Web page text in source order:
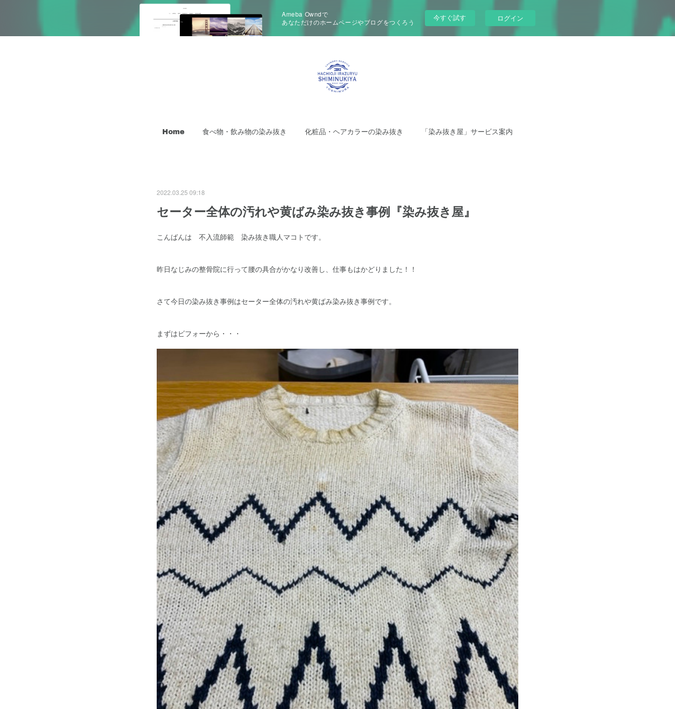
Ameba Owndで
あなただけのホームページやブログをつくろう
今すぐ試す ログイン
Home 食べ物・飲み物の染み抜き 化粧品・ヘアカラーの染み抜き 「染み抜き屋」サービス案内
2022.03.25 09:18
セーター全体の汚れや黄ばみ染み抜き事例『染み抜き屋』
こんばんは 不入流師範 染み抜き職人マコトです。
昨日なじみの整骨院に行って腰の具合がかなり改善し、仕事もはかどりました！！
さて今日の染み抜き事例はセーター全体の汚れや黄ばみ染み抜き事例です。
まずはビフォーから・・・